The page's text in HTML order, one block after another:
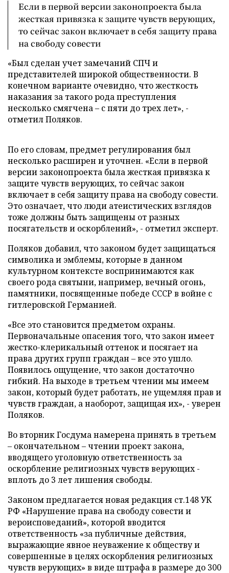
Если в первой версии законопроекта была
жесткая привязка к защите чувств верующих,
то сейчас закон включает в себя защиту права
на свободу совести
«Был сделан учет замечаний СПЧ и
представителей широкой общественности. В
конечном варианте очевидно, что жесткость
наказания за такого рода преступления
несколько смягчена – с пяти до трех лет», -
отметил Поляков.
По его словам, предмет регулирования был
несколько расширен и уточнен. «Если в первой
версии законопроекта была жесткая привязка к
защите чувств верующих, то сейчас закон
включает в себя защиту права на свободу совести.
Это означает, что люди атеистических взглядов
тоже должны быть защищены от разных
посягательств и оскорблений», - отметил эксперт.
Поляков добавил, что законом будет защищаться
символика и эмблемы, которые в данном
культурном контексте воспринимаются как
своего рода святыни, например, вечный огонь,
памятники, посвященные победе СССР в войне с
гитлеровской Германией.
«Все это становится предметом охраны.
Первоначальные опасения того, что закон имеет
жестко-клерикальный оттенок и посягает на
права других групп граждан – все это ушло.
Появилось ощущение, что закон достаточно
гибкий. На выходе в третьем чтении мы имеем
закон, который будет работать, не ущемляя прав и
чувств граждан, а наоборот, защищая их», - уверен
Поляков.
Во вторник Госдума намерена принять в третьем
– окончательном – чтении проект закона,
вводящего уголовную ответственность за
оскорбление религиозных чувств верующих -
вплоть до 3 лет лишения свободы.
Законом предлагается новая редакция ст.148 УК
РФ «Нарушение права на свободу совести и
вероисповеданий», которой вводится
ответственность «за публичные действия,
выражающие явное неуважение к обществу и
совершенные в целях оскорбления религиозных
чувств верующих» в виде штрафа в размере до 300